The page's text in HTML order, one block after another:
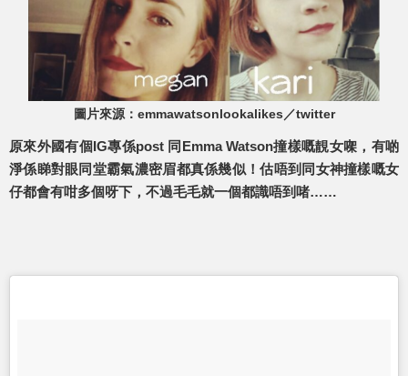
圖片來源：emmawatsonlookalikes／twitter
原來外國有個IG專係post 同Emma Watson撞樣嘅靚女㗎，有啲
淨係睇對眼同堂霸氣濃密眉都真係幾似！估唔到同女神撞樣嘅女
仔都會有咁多個呀下，不過毛毛就一個都識唔到啫……